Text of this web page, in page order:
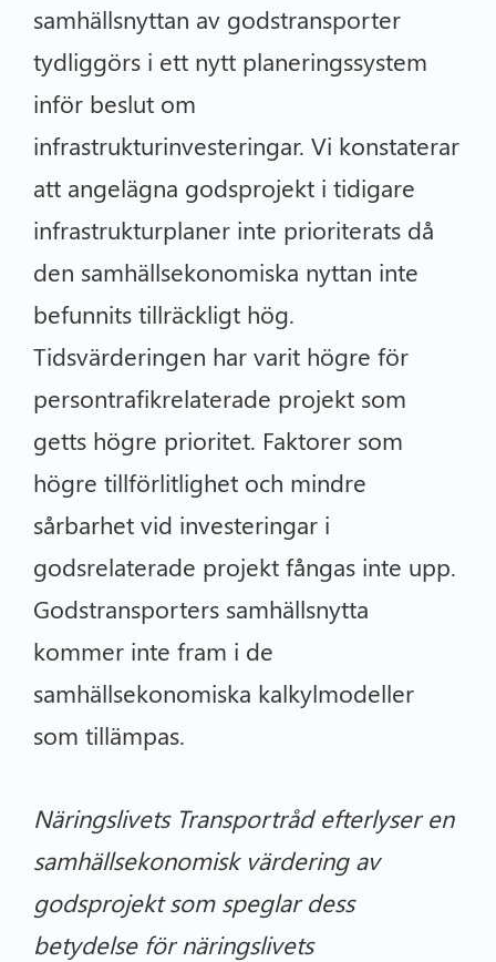
samhällsnyttan av godstransporter
tydliggörs i ett nytt planeringssystem
inför beslut om
infrastrukturinvesteringar. Vi konstaterar
att angelägna godsprojekt i tidigare
infrastrukturplaner inte prioriterats då
den samhällsekonomiska nyttan inte
befunnits tillräckligt hög.
Tidsvärderingen har varit högre för
persontrafikrelaterade projekt som
getts högre prioritet. Faktorer som
högre tillförlitlighet och mindre
sårbarhet vid investeringar i
godsrelaterade projekt fångas inte upp.
Godstransporters samhällsnytta
kommer inte fram i de
samhällsekonomiska kalkylmodeller
som tillämpas.
Näringslivets Transportråd efterlyser en
samhällsekonomisk värdering av
godsprojekt som speglar dess
betydelse för näringslivets